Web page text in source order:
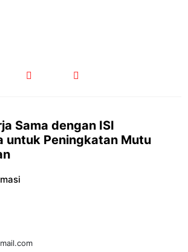
Sama dengan ISI
untuk Peningkatan Mutu